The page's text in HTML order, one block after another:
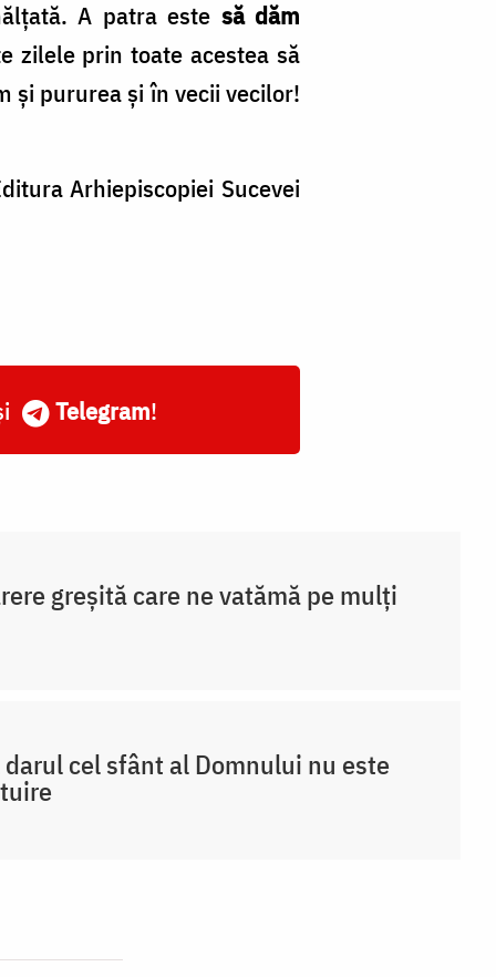
A patra este să dăm
zilele prin toate acestea să
și pururea și în vecii vecilor!
Arhiepiscopiei Sucevei
Telegram!
greșită care ne vatămă pe mulți
darul cel sfânt al Domnului nu este